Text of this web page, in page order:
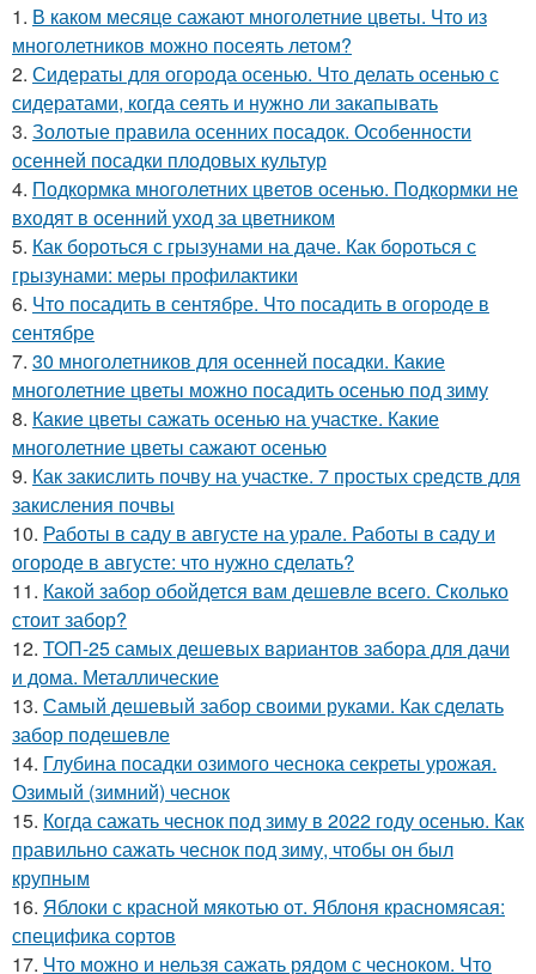
1. В каком месяце сажают многолетние цветы. Что из
многолетников можно посеять летом?
2. Сидераты для огорода осенью. Что делать осенью с
сидератами, когда сеять и нужно ли закапывать
3. Золотые правила осенних посадок. Особенности
осенней посадки плодовых культур
4. Подкормка многолетних цветов осенью. Подкормки не
входят в осенний уход за цветником
5. Как бороться с грызунами на даче. Как бороться с
грызунами: меры профилактики
6. Что посадить в сентябре. Что посадить в огороде в
сентябре
7. 30 многолетников для осенней посадки. Какие
многолетние цветы можно посадить осенью под зиму
8. Какие цветы сажать осенью на участке. Какие
многолетние цветы сажают осенью
9. Как закислить почву на участке. 7 простых средств для
закисления почвы
10. Работы в саду в августе на урале. Работы в саду и
огороде в августе: что нужно сделать?
11. Какой забор обойдется вам дешевле всего. Сколько
стоит забор?
12. ТОП-25 самых дешевых вариантов забора для дачи
и дома. Металлические
13. Самый дешевый забор своими руками. Как сделать
забор подешевле
14. Глубина посадки озимого чеснока секреты урожая.
Озимый (зимний) чеснок
15. Когда сажать чеснок под зиму в 2022 году осенью. Как
правильно сажать чеснок под зиму, чтобы он был
крупным
16. Яблоки с красной мякотью от. Яблоня красномясая:
специфика сортов
17. Что можно и нельзя сажать рядом с чесноком. Что